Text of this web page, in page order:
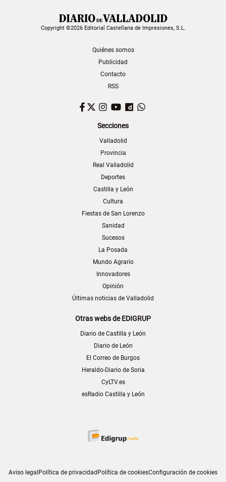
Copyright ©2026 Editorial Castellana de Impresiones, S.L.
Quiénes somos
Publicidad
Contacto
RSS
Facebook
TwitterInstagram
YouTubeDailymotion
Secciones
Valladolid
Provincia
Real Valladolid
Deportes
Castilla y León
Cultura
Fiestas de San Lorenzo
Sanidad
Sucesos
La Posada
Mundo Agrario
Innovadores
Opinión
Últimas noticias de Valladolid
Otras webs de EDIGRUP
Diario de Castilla y León
Diario de León
El Correo de Burgos
Heraldo-Diario de Soria
CyLTV.es
esRadio Castilla y León
Aviso legal Política de privacidad Política de cookiesConfiguración de cookies